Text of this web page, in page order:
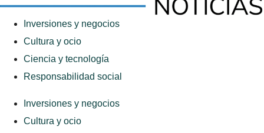
Inversiones y negocios
Cultura y ocio
Ciencia y tecnología
Responsabilidad social
Inversiones y negocios
Cultura y ocio